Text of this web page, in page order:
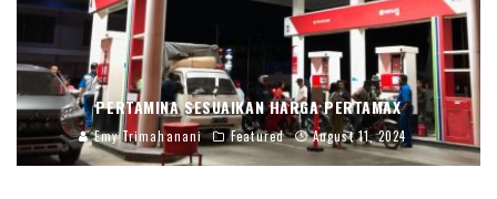
PERTAMINA SESUAIKAN HARGA PERTAMAX
Emy Trimahanani Featured August 11, 2024